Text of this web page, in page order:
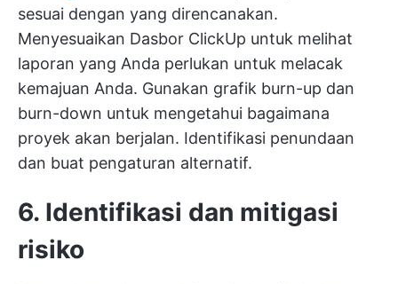
sesuai dengan yang direncanakan.
Menyesuaikan Dasbor ClickUp untuk melihat
laporan yang Anda perlukan untuk melacak
kemajuan Anda. Gunakan grafik burn-up dan
burn-down untuk mengetahui bagaimana
proyek akan berjalan. Identifikasi penundaan
dan buat pengaturan alternatif.
6. Identifikasi dan mitigasi
risiko